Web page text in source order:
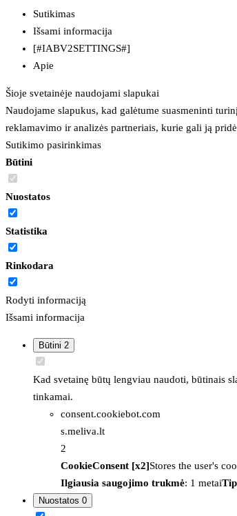
Sutikimas
Išsami informacija
[#IABV2SETTINGS#]
Apie
Šioje svetainėje naudojami slapukai
Naudojame slapukus, kad galėtume suasmeninti
reklamavimo ir analizės partneriais, kurie gali ją
Sutikimo pasirinkimas
Būtini
Nuostatos
Statistika
Rinkodara
Rodyti informaciją
Išsami informacija
Būtini 2
Kad svetainę būtų lengviau naudoti, būtinais
tinkamai.
consent.cookiebot.com
s.meliva.lt
2
CookieConsent [x2]Stores the user's
Ilgiausia saugojimo trukmė: 1 metai
Nuostatos 0